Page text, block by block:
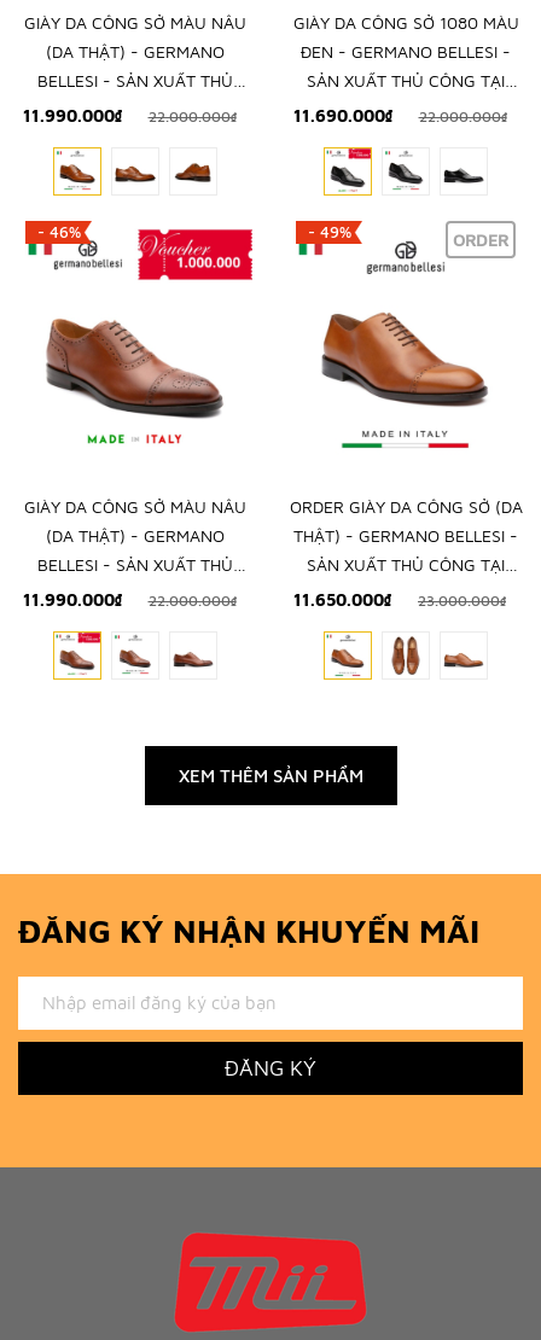
GIÀY DA CÔNG SỞ MÀU NÂU
(DA THẬT) - GERMANO
BELLESI - SẢN XUẤT THỦ
CÔNG TẠI ITALY
11.990.000₫ 22.000.000₫
GIÀY DA CÔNG SỞ 1080 MÀU
ĐEN - GERMANO BELLESI -
SẢN XUẤT THỦ CÔNG TẠI
ITALY
11.690.000₫ 22.000.000₫
- 46%
GIÀY DA CÔNG SỞ MÀU NÂU
(DA THẬT) - GERMANO
BELLESI - SẢN XUẤT THỦ
CÔNG TẠI ITALY
11.990.000₫ 22.000.000₫
- 49% ORDER
ORDER GIÀY DA CÔNG SỞ (DA
THẬT) - GERMANO BELLESI -
SẢN XUẤT THỦ CÔNG TẠI
ITALY
11.650.000₫ 23.000.000₫
XEM THÊM SẢN PHẨM
ĐĂNG KÝ NHẬN KHUYẾN MÃI
ĐĂNG KÝ